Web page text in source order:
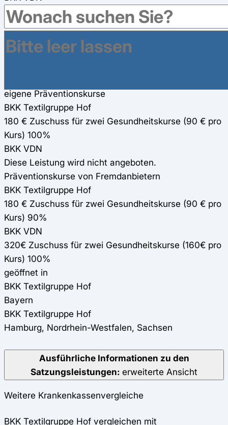
100%, max. 160€ Zuschuss je Online-Fitness-Kurs
Gesundheitsreisen
BKK Textilgruppe Hof
180 € Zuschuss für Gesundheitsreisen
eigene Präventionskurse
BKK Textilgruppe Hof
180 € Zuschuss für zwei Gesundheitskurse (90 € pro
Kurs) 100%
BKK VDN
Diese Leistung wird nicht angeboten.
Präventionskurse von Fremdanbietern
BKK Textilgruppe Hof
180 € Zuschuss für zwei Gesundheitskurse (90 € pro
Kurs) 90%
BKK VDN
320€ Zuschuss für zwei Gesundheitskurse (160€ pro
Kurs) 100%
geöffnet in
BKK Textilgruppe Hof
Bayern
BKK Textilgruppe Hof
Hamburg, Nordrhein-Westfalen, Sachsen
Ausführliche Informationen zu den
Satzungsleistungen: erweiterte Ansicht
Weitere Krankenkassenvergleiche
BKK Textilgruppe Hof vergleichen mit